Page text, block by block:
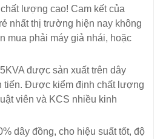
lượng cao! Cam kết của
nhất thị trường hiện nay không
mua phải máy giả nhái, hoặc
được sản xuất trên dây
tiến. Được kiểm định chất lượng
viên và KCS nhiều kinh
dây đồng, cho hiệu suất tốt, độ